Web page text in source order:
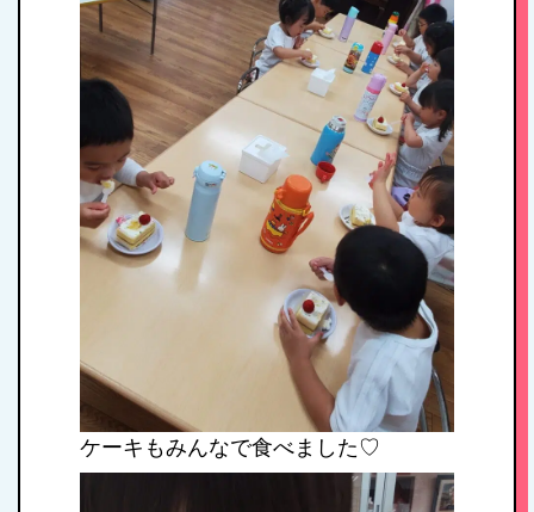
1日のスケジュール
年間行事
施設紹介・園概要
入園案内
アクセス
ケーキもみんなで食べました♡